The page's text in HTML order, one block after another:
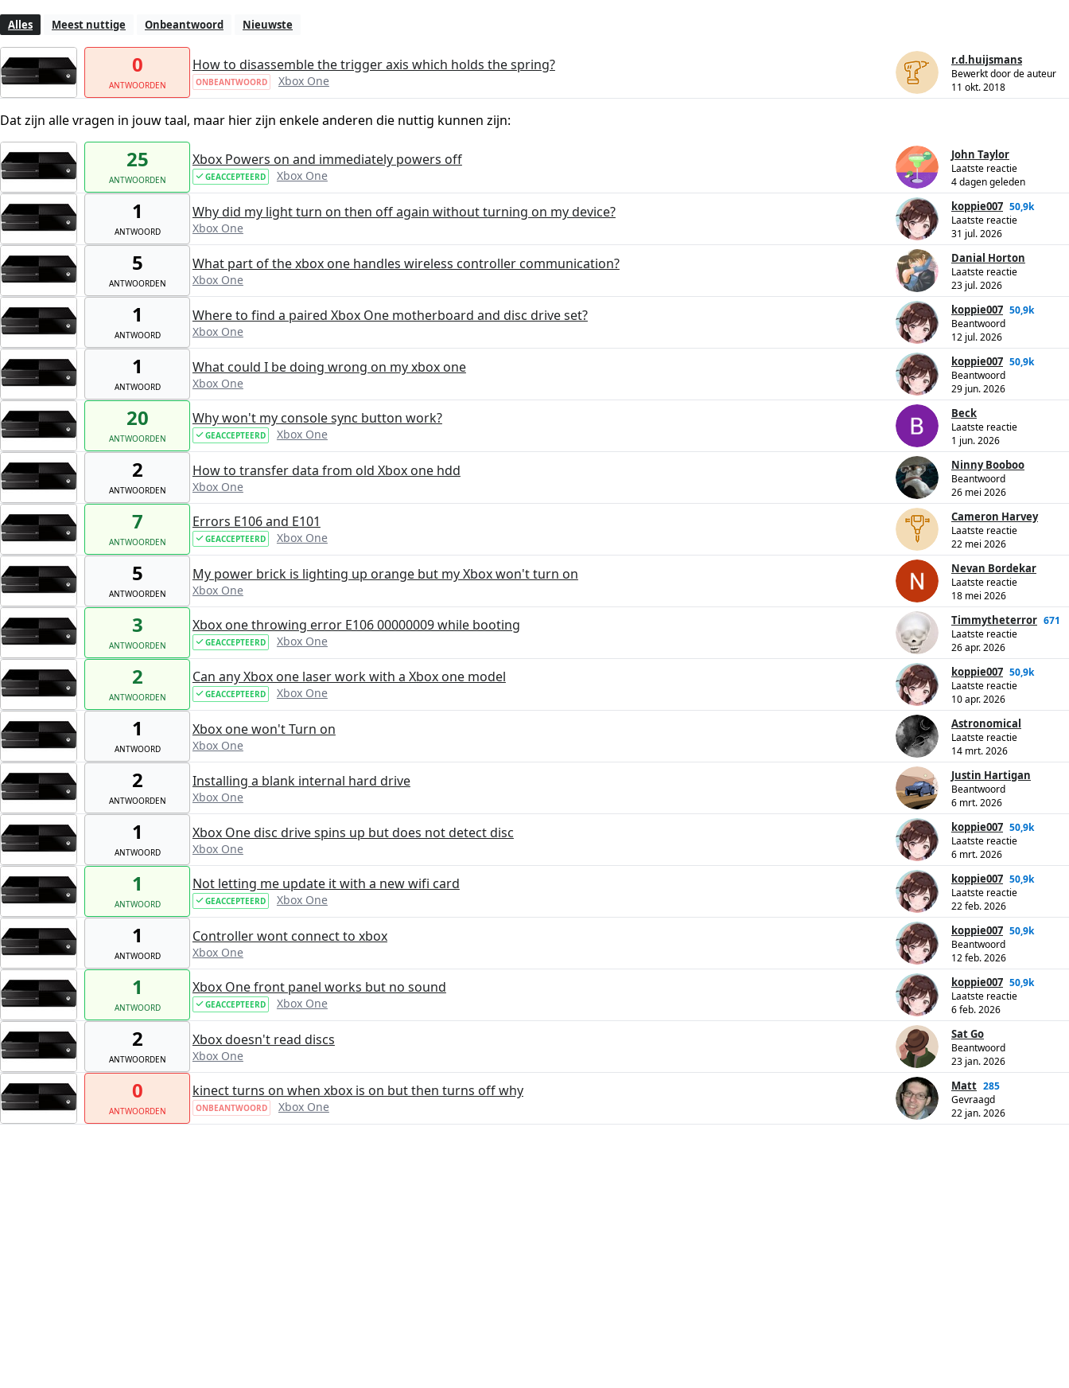
Alles Meest nuttige Onbeantwoord Nieuwste
0
ANTWOORDEN
How to disassemble the trigger axis which holds the spring?
ONBEANTWOORD Xbox One
r.d.huijsmans
Bewerkt door de auteur
11 okt. 2018
Dat zijn alle vragen in jouw taal, maar hier zijn enkele anderen die nuttig kunnen zijn:
25
ANTWOORDEN
Xbox Powers on and immediately powers off
GEACCEPTEERD Xbox One
John Taylor
Laatste reactie
4 dagen geleden
1
ANTWOORD
Why did my light turn on then off again without turning on my device?
Xbox One
koppie007 50,9k
Laatste reactie
31 jul. 2026
5
ANTWOORDEN
What part of the xbox one handles wireless controller communication?
Xbox One
Danial Horton
Laatste reactie
23 jul. 2026
1
ANTWOORD
Where to find a paired Xbox One motherboard and disc drive set?
Xbox One
koppie007 50,9k
Beantwoord
12 jul. 2026
1
ANTWOORD
What could I be doing wrong on my xbox one
Xbox One
koppie007 50,9k
Beantwoord
29 jun. 2026
20
ANTWOORDEN
Why won't my console sync button work?
GEACCEPTEERD Xbox One
Beck
Laatste reactie
1 jun. 2026
2
ANTWOORDEN
How to transfer data from old Xbox one hdd
Xbox One
Ninny Booboo
Beantwoord
26 mei 2026
7
ANTWOORDEN
Errors E106 and E101
GEACCEPTEERD Xbox One
Cameron Harvey
Laatste reactie
22 mei 2026
5
ANTWOORDEN
My power brick is lighting up orange but my Xbox won't turn on
Xbox One
Nevan Bordekar
Laatste reactie
18 mei 2026
3
ANTWOORDEN
Xbox one throwing error E106 00000009 while booting
GEACCEPTEERD Xbox One
Timmytheterror 671
Laatste reactie
26 apr. 2026
2
ANTWOORDEN
Can any Xbox one laser work with a Xbox one model
GEACCEPTEERD Xbox One
koppie007 50,9k
Laatste reactie
10 apr. 2026
1
ANTWOORD
Xbox one won't Turn on
Xbox One
Astronomical
Laatste reactie
14 mrt. 2026
2
ANTWOORDEN
Installing a blank internal hard drive
Xbox One
Justin Hartigan
Beantwoord
6 mrt. 2026
1
ANTWOORD
Xbox One disc drive spins up but does not detect disc
Xbox One
koppie007 50,9k
Laatste reactie
6 mrt. 2026
1
ANTWOORD
Not letting me update it with a new wifi card
GEACCEPTEERD Xbox One
koppie007 50,9k
Laatste reactie
22 feb. 2026
1
ANTWOORD
Controller wont connect to xbox
Xbox One
koppie007 50,9k
Beantwoord
12 feb. 2026
1
ANTWOORD
Xbox One front panel works but no sound
GEACCEPTEERD Xbox One
koppie007 50,9k
Laatste reactie
6 feb. 2026
2
ANTWOORDEN
Xbox doesn't read discs
Xbox One
Sat Go
Beantwoord
23 jan. 2026
0
ANTWOORDEN
kinect turns on when xbox is on but then turns off why
ONBEANTWOORD Xbox One
Matt 285
Gevraagd
22 jan. 2026